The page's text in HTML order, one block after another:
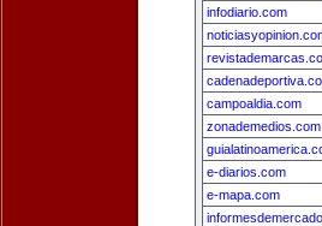
infodiario.com
campoaldia.com
zonademedios.com
e-diarios.com
e-mapa.com